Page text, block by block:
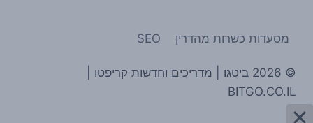
מסעדות כשרות מהדרין SEO
© 2026 ביטגו | מדריכים וחדשות קריפטו |
BITGO.CO.IL